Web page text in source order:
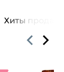
Хиты продаж